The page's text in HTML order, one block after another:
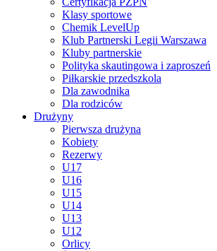
Klasy sportowe
Chemik LevelUp
Klub Partnerski Legii Warszawa
Kluby partnerskie
Polityka skautingowa i zaproszeń
Piłkarskie przedszkola
Dla zawodnika
Dla rodziców
Drużyny
Pierwsza drużyna
Kobiety
Rezerwy
U17
U16
U15
U14
U13
U12
Orlicy